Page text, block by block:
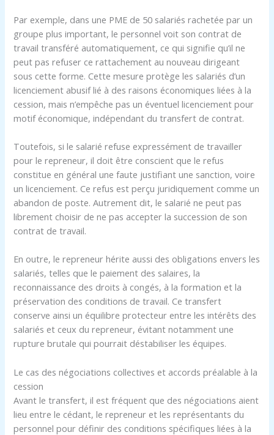
Par exemple, dans une PME de 50 salariés rachetée par un
groupe plus important, le personnel voit son contrat de
travail transféré automatiquement, ce qui signifie qu’il ne
peut pas refuser ce rattachement au nouveau dirigeant
sous cette forme. Cette mesure protège les salariés d’un
licenciement abusif lié à des raisons économiques liées à la
cession, mais n’empêche pas un éventuel licenciement pour
motif économique, indépendant du transfert de contrat.
Toutefois, si le salarié refuse expressément de travailler
pour le repreneur, il doit être conscient que le refus
constitue en général une faute justifiant une sanction, voire
un licenciement. Ce refus est perçu juridiquement comme un
abandon de poste. Autrement dit, le salarié ne peut pas
librement choisir de ne pas accepter la succession de son
contrat de travail.
En outre, le repreneur hérite aussi des obligations envers les
salariés, telles que le paiement des salaires, la
reconnaissance des droits à congés, à la formation et la
préservation des conditions de travail. Ce transfert
conserve ainsi un équilibre protecteur entre les intérêts des
salariés et ceux du repreneur, évitant notamment une
rupture brutale qui pourrait déstabiliser les équipes.
Le cas des négociations collectives et accords préalable à la
cession
Avant le transfert, il est fréquent que des négociations aient
lieu entre le cédant, le repreneur et les représentants du
personnel pour définir des conditions spécifiques liées à la